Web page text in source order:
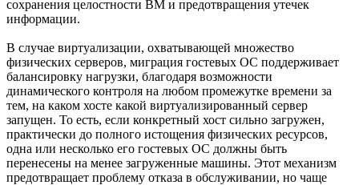
сохранения целостности ВМ и предотвращения утечек
информации.
В случае виртуализации, охватывающей множество
физических серверов, миграция гостевых ОС поддерживает
балансировку нагрузки, благодаря возможности
динамического контроля на любом промежутке времени за
тем, на каком хосте какой виртуализированный сервер
запущен. То есть, если конкретный хост сильно загружен,
практически до полного истощения физических ресурсов,
одна или несколько его гостевых ОС должны быть
перенесены на менее загруженные машины. Этот механизм
предотвращает проблему отказа в обслуживании, но чаще